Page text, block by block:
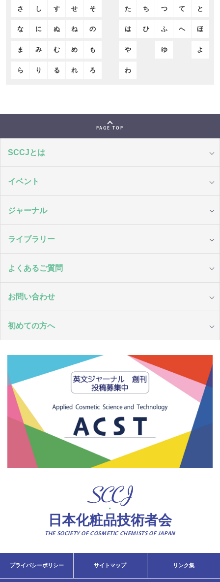
さ し す せ そ た ち つ て と
な に ぬ ね の は ひ ふ へ ほ
ま み む め も や ゆ よ
ら り る れ ろ わ
PAGE TOP
SCCJとは
イベント
ジャーナル
ライブラリー
よくあるご質問
お問い合わせ
初めての方へ
日本化粧品技術者会
THE SOCIETY OF COSMETIC CHEMISTS OF JAPAN
プライバシーポリシー サイトマップ リンク集